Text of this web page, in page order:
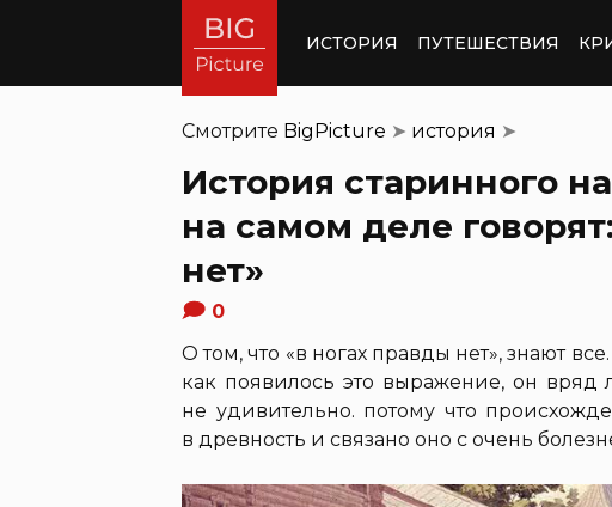
ИСТОРИЯ ПУТЕШЕСТВИЯ
Смотрите BigPicture ➤ история ➤
История старинного
на самом деле
нет»
0
О том, что «в ногах правды нет», знают
как появилось это выражение, он вряд
не удивительно. потому что
в древность и связано оно с очень